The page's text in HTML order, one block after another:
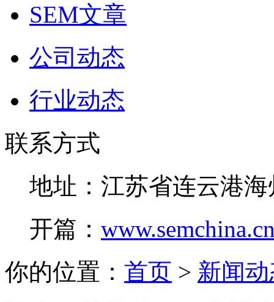
SEM文章
公司动态
行业动态
联系方式
地址：江苏省连云港海
开篇：
你的位置： 首页 > 新闻